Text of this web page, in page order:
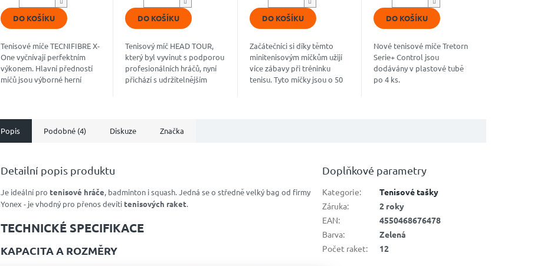
5
hvězdiček.
DO KOŠÍKU
Tenisové míče TECNIFIBRE X-
One vyčnívají perfektním
výkonem. Hlavní předností
míčů jsou výborné herní
5
hvězdiček.
DO KOŠÍKU
Tenisový míč HEAD TOUR,
který byl vyvinut s podporou
profesionálních hráčů, nyní
přichází s udržitelnějším
5
hvězdiček.
DO KOŠÍKU
Začátečníci si díky těmto
minitenisovým míčkům užijí
více zábavy při tréninku
tenisu. Tyto míčky jsou o 50
5
hvězdiček.
DO KOŠÍKU
Nové tenisové míče Tretorn
Serie+ Control jsou
dodávány v plastové tubě
po 4 ks.
Popis Podobné (4) Diskuze Značka
Detailní popis produktu
Je ideální pro tenisové hráče, badminton i squash. Jedná se o středně velký bag od firmy
Yonex - je vhodný pro přenos devítitenisových raket.
TECHNICKÉ SPECIFIKACE
KAPACITA A ROZMĚRY
Doplňkové parametry
Kategorie:
Tenisové tašky
Záruka:
2 roky
EAN:
4550468676478
Barva:
Zelená
Počet raket: 12